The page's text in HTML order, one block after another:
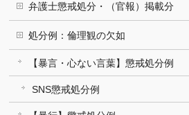
弁護士懲戒処分・（官報）掲載分
処分例：倫理観の欠如
【暴言・心ない言葉】懲戒処分例
SNS懲戒処分例